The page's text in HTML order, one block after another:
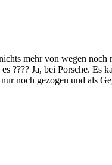
mehr von wegen
Ja, bei Porsche. Es
noch gezogen und als